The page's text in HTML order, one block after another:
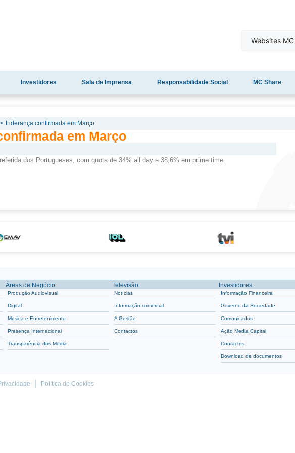
Investidores Sala de Imprensa Responsabilidade Social MC Share
Liderança confirmada em Março
em Março
dos Portugueses, com quota de 34% all day e 38,6% em prime time.
Áreas de Negócio
Produção Audiovisual
Digital
Música e Entretenimento
Presença Internacional
Transparência dos Media
Televisão
Notícias
Informação comercial
A Gestão
Contactos
Investidores
Informação Financeira
Governo da Sociedade
Comunicados
Ação Media Capital
Contactos
Download de documentos
Política de Cookies